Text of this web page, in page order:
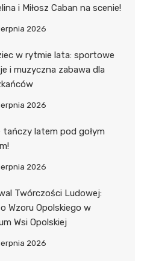
i Miłosz Caban na scenie!
2026
w rytmie lata: sportowe
i muzyczna zabawa dla
2026
tańczy latem pod gołym
2026
Twórczości Ludowej:
Wzoru Opolskiego w
Wsi Opolskiej
2026